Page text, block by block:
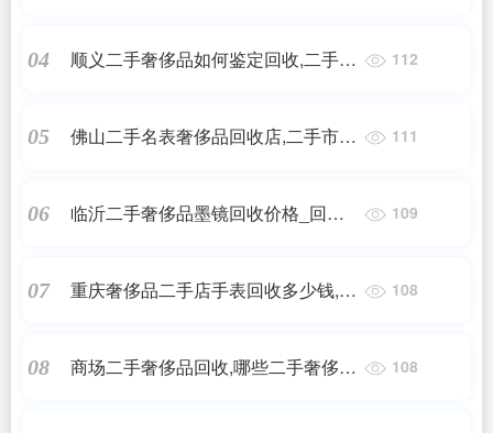
04
顺义二手奢侈品如何鉴定回收,二手奢
112
05
佛山二手名表奢侈品回收店,二手市场
111
06
临沂二手奢侈品墨镜回收价格_回收
109
07
重庆奢侈品二手店手表回收多少钱,二
108
08
商场二手奢侈品回收,哪些二手奢侈品
108